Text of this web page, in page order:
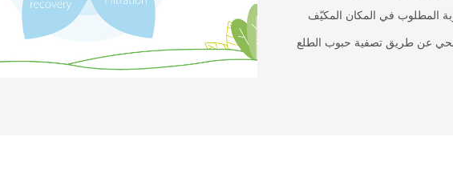
المطلوب في المكان المكيّف
عن طريق تصفية حبوب الطلع